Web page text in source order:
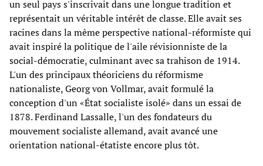
un seul pays s'inscrivait dans une longue tradition et
représentait un véritable intérêt de classe. Elle avait ses
racines dans la même perspective national-réformiste qui
avait inspiré la politique de l'aile révisionniste de la
social-démocratie, culminant avec sa trahison de 1914.
L'un des principaux théoriciens du réformisme
nationaliste, Georg von Vollmar, avait formulé la
conception d'un «État socialiste isolé» dans un essai de
1878. Ferdinand Lassalle, l'un des fondateurs du
mouvement socialiste allemand, avait avancé une
orientation national-étatiste encore plus tôt.